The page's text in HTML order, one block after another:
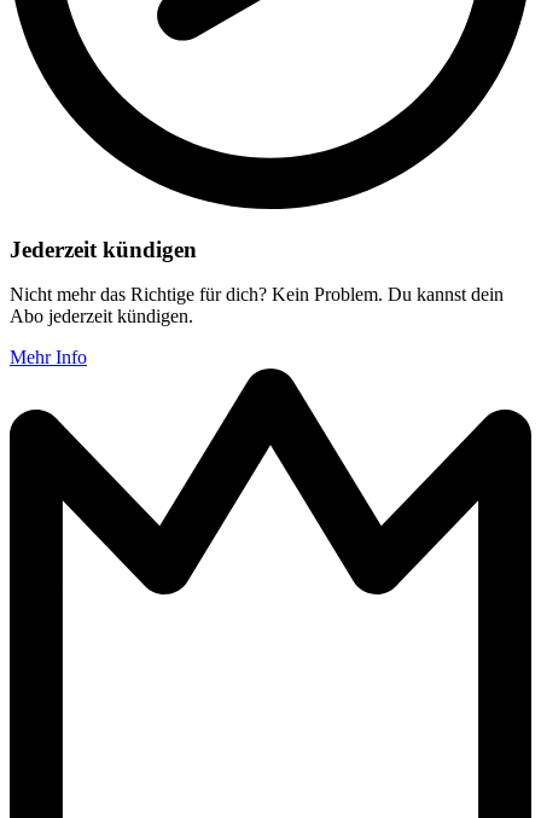
Jederzeit kündigen
Nicht mehr das Richtige für dich? Kein Problem. Du kannst dein
Abo jederzeit kündigen.
Mehr Info